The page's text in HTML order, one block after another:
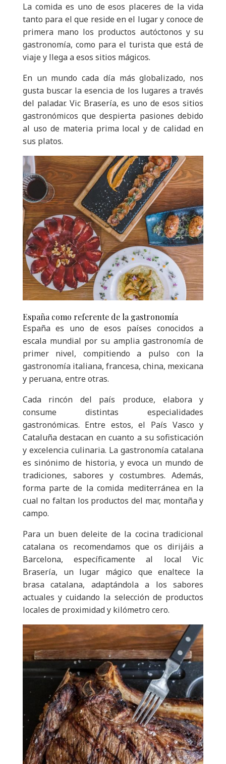
La comida es uno de esos placeres de la vida
tanto para el que reside en el lugar y conoce de
primera mano los productos autóctonos y su
gastronomía, como para el turista que está de
viaje y llega a esos sitios mágicos.
En un mundo cada día más globalizado, nos
gusta buscar la esencia de los lugares a través
del paladar. Vic Brasería, es uno de esos sitios
gastronómicos que despierta pasiones debido
al uso de materia prima local y de calidad en
sus platos.
España como referente de la gastronomía
España es uno de esos países conocidos a
escala mundial por su amplia gastronomía de
primer nivel, compitiendo a pulso con la
gastronomía italiana, francesa, china, mexicana
y peruana, entre otras.
Cada rincón del país produce, elabora y
consume distintas especialidades
gastronómicas. Entre estos, el País Vasco y
Cataluña destacan en cuanto a su sofisticación
y excelencia culinaria. La gastronomía catalana
es sinónimo de historia, y evoca un mundo de
tradiciones, sabores y costumbres. Además,
forma parte de la comida mediterránea en la
cual no faltan los productos del mar, montaña y
campo.
Para un buen deleite de la cocina tradicional
catalana os recomendamos que os dirijáis a
Barcelona, específicamente al local Vic
Brasería, un lugar mágico que enaltece la
brasa catalana, adaptándola a los sabores
actuales y cuidando la selección de productos
locales de proximidad y kilómetro cero.